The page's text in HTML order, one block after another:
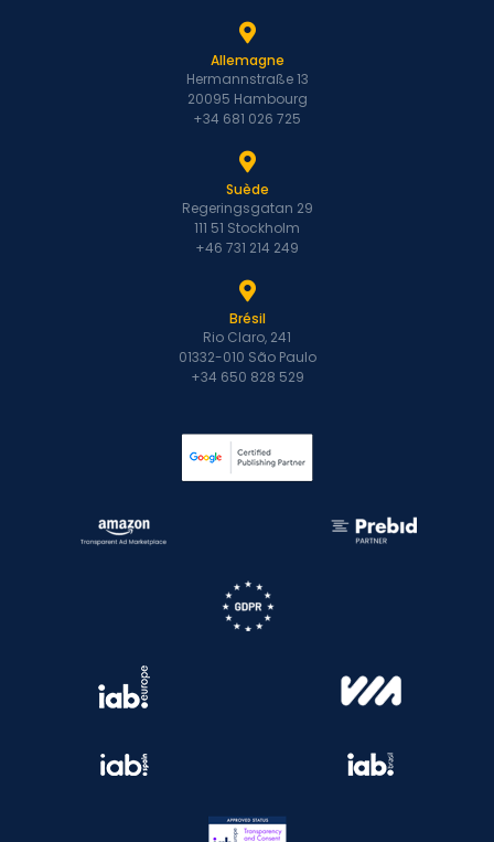
Allemagne
Hermannstraße 13
20095 Hambourg
+34 681 026 725
Suède
Regeringsgatan 29
111 51 Stockholm
+46 731 214 249
Brésil
Rio Claro, 241
01332-010 São Paulo
+34 650 828 529